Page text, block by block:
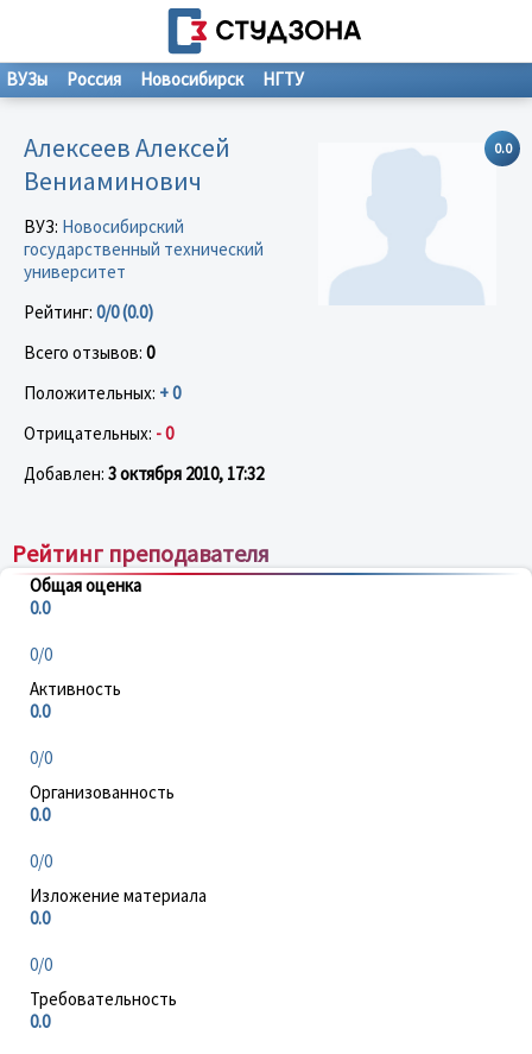
ВУЗы Россия Новосибирск НГТУ
0.0
Алексеев Алексей
Вениаминович
ВУЗ: Новосибирский
государственный технический
университет
Рейтинг: 0/0 (0.0)
Всего отзывов: 0
Положительных: + 0
Отрицательных: - 0
Добавлен: 3 октября 2010, 17:32
Рейтинг преподавателя
Общая оценка
0.0
0/0
Активность
0.0
0/0
Организованность
0.0
0/0
Изложение материала
0.0
0/0
Требовательность
0.0